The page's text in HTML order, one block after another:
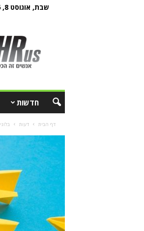
שבת, אוגוסט 8, 2026
חדשות
דף הבית דעות